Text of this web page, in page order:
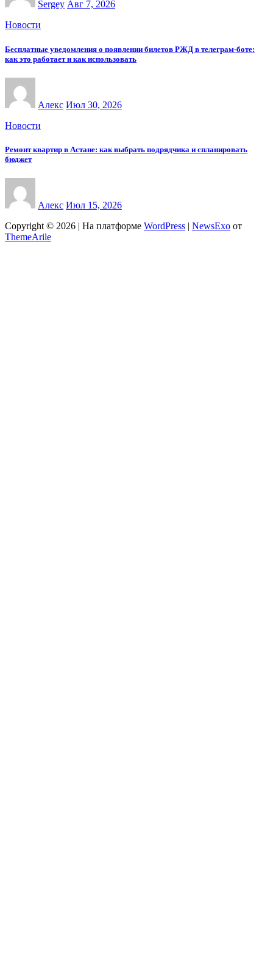
Sergey Авг 7, 2026
Новости
Бесплатные уведомления о появлении билетов РЖД в телеграм-боте:
как это работает и как использовать
Алекс Июл 30, 2026
Новости
Ремонт квартир в Астане: как выбрать подрядчика и спланировать
бюджет
Алекс Июл 15, 2026
Copyright © 2026 | На платформе WordPress | NewsExo от
ThemeArile